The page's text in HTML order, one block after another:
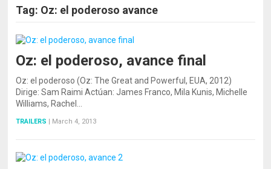
Tag: Oz: el poderoso avance
Oz: el poderoso, avance final
Oz: el poderoso (Oz: The Great and Powerful, EUA, 2012)
Dirige: Sam Raimi Actúan: James Franco, Mila Kunis, Michelle
Williams, Rachel…
TRAILERS | March 4, 2013